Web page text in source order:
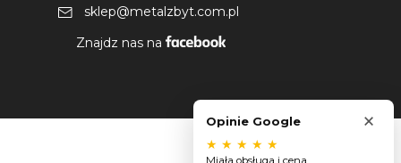
sklep@metalzbyt.com.pl
Znajdz nas na
Opinie Google ×
★ ★ ★ ★ ★
Miała obsługa i cena